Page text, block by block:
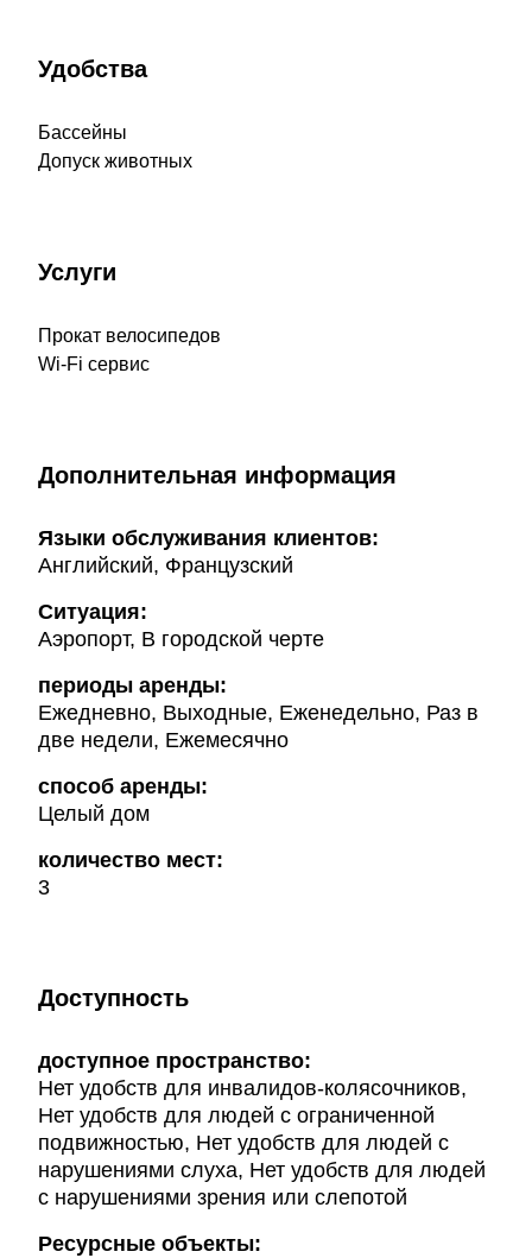
Удобства
Бассейны
Допуск животных
Услуги
Прокат велосипедов
Wi-Fi сервис
Дополнительная информация
Языки обслуживания клиентов:
Английский, Французский
Ситуация:
Аэропорт, В городской черте
периоды аренды:
Ежедневно, Выходные, Еженедельно, Раз в
две недели, Ежемесячно
способ аренды:
Целый дом
количество мест:
3
Доступность
доступное пространство:
Нет удобств для инвалидов-колясочников,
Нет удобств для людей с ограниченной
подвижностью, Нет удобств для людей с
нарушениями слуха, Нет удобств для людей
с нарушениями зрения или слепотой
Ресурсные объекты: